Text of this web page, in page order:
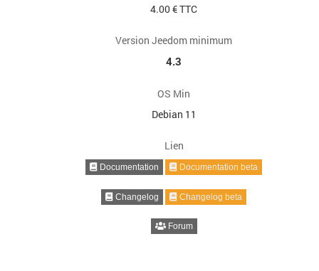
4.00 € TTC
Version Jeedom minimum
4.3
OS Min
Debian 11
Lien
Documentation Documentation beta
Changelog Changelog beta
Forum